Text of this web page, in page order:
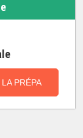
PRÉPA